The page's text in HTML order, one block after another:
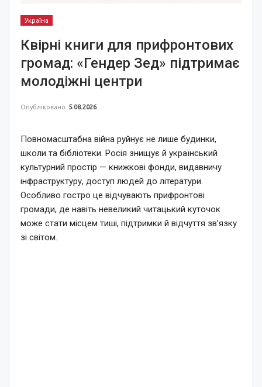
Україна
Квірні книги для прифронтових
громад: «Гендер Зед» підтримає
молодіжні центри
Опубліковано 5.08.2026
Повномасштабна війна руйнує не лише будинки,
школи та бібліотеки. Росія знищує й український
культурний простір — книжкові фонди, видавничу
інфраструктуру, доступ людей до літератури.
Особливо гостро це відчувають прифронтові
громади, де навіть невеликий читацький куточок
може стати місцем тиші, підтримки й відчуття зв’язку
зі світом.